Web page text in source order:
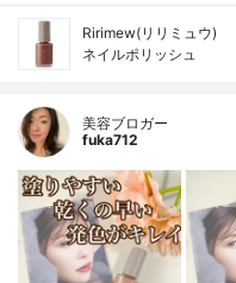
Ririmew(リリミュウ)
ネイルポリッシュ
美容ブロガー
fuka712